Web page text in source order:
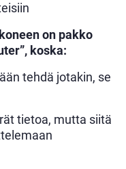
on pakko
koska:
tehdä jotakin, se
tietoa, mutta siitä